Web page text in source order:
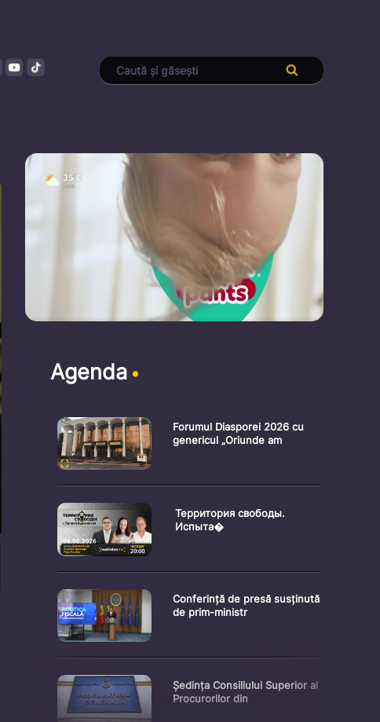
Agenda
Forumul Diasporei 2026 cu
genericul „Oriunde am
Территория свободы.
Испыта�
Conferință de presă susținută
de prim-ministr
Ședința Consiliului Superior al
Procurorilor din